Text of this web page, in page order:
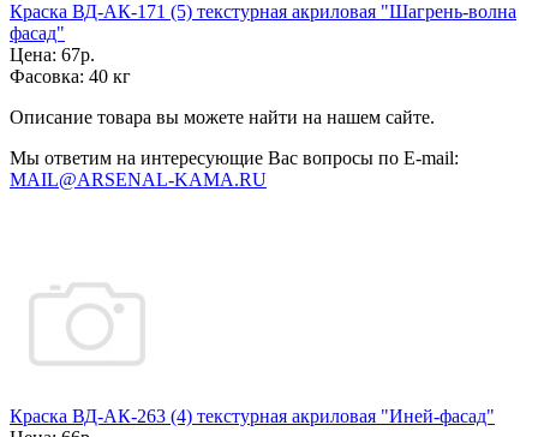
Краска ВД-АК-171 (5) текстурная акриловая "Шагрень-волна
фасад"
Цена: 67р.
Фасовка: 40 кг
Описание товара вы можете найти на нашем сайте.
Мы ответим на интересующие Вас вопросы по E-mail:
MAIL@ARSENAL-KAMA.RU
Краска ВД-АК-263 (4) текстурная акриловая "Иней-фасад"